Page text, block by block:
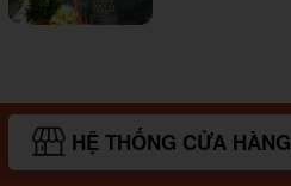
HỆ THỐNG CỬA HÀNG